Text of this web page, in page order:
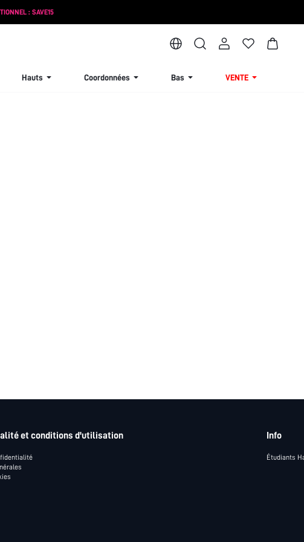
: SAVE15
Hauts Coordonnées Bas VENTE
et conditions d'utilisation Info
Étudiants